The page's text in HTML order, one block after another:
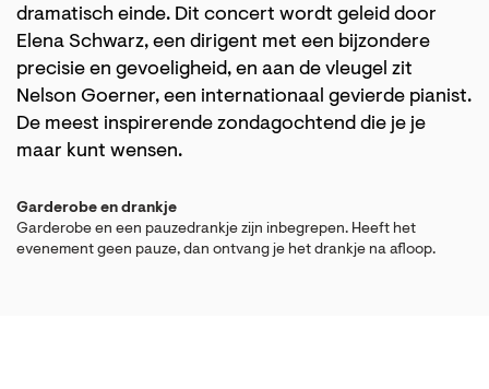
dramatisch einde. Dit concert wordt geleid door
Elena Schwarz, een dirigent met een bijzondere
precisie en gevoeligheid, en aan de vleugel zit
Nelson Goerner, een internationaal gevierde pianist.
De meest inspirerende zondagochtend die je je
maar kunt wensen.
Garderobe en drankje
Garderobe en een pauzedrankje zijn inbegrepen. Heeft het
evenement geen pauze, dan ontvang je het drankje na afloop.